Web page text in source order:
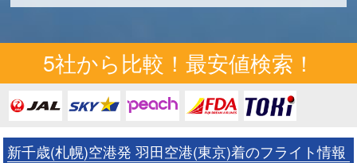
5社から比較！最安値検索！
新千歳(札幌)空港発 羽田空港(東京)着のフライト情報